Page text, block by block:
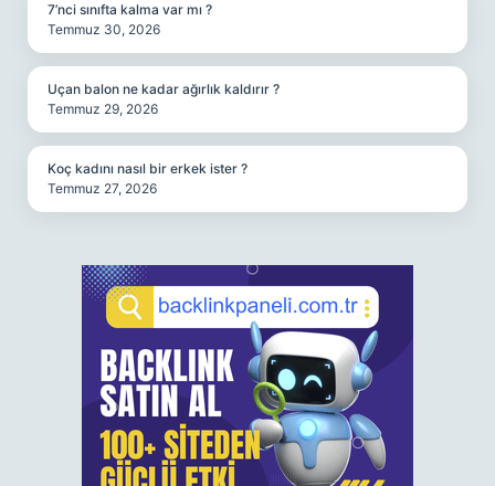
7’nci sınıfta kalma var mı ?
Temmuz 30, 2026
Uçan balon ne kadar ağırlık kaldırır ?
Temmuz 29, 2026
Koç kadını nasıl bir erkek ister ?
Temmuz 27, 2026